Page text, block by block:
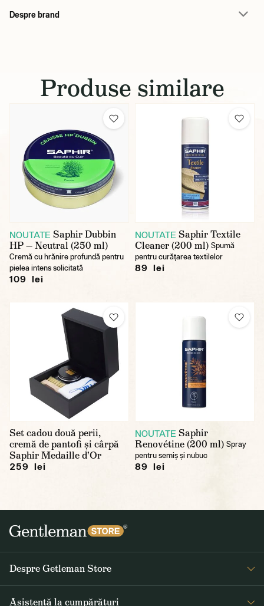
Despre brand
Produse similare
NOUTATE Saphir Dubbin
HP — Neutral (250 ml)
Cremă cu hrănire profundă pentru
pielea intens solicitată
109 lei
NOUTATE Saphir Textile
Cleaner (200 ml) Spumă
pentru curățarea textilelor
89 lei
Set cadou două perii,
cremă de pantofi și cârpă
Saphir Medaille d'Or
259 lei
NOUTATE Saphir
Renovétine (200 ml) Spray
pentru semiș și nubuc
89 lei
Despre Getleman Store
Asistență la cumpărături